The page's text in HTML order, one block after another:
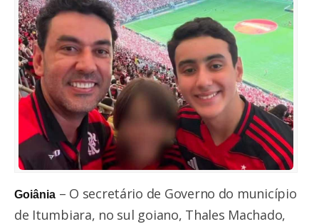
Goiânia – O secretário de Governo do município
de Itumbiara, no sul goiano, Thales Machado,